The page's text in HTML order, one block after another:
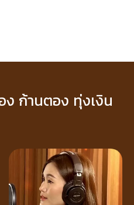
ก้านตอง ทุ่งเงิน